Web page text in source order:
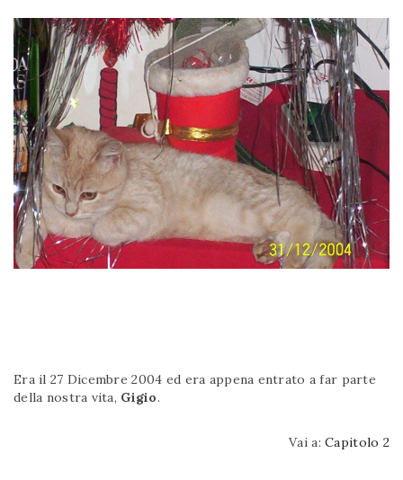
Era il 27 Dicembre 2004 ed era appena entrato a far parte
della nostra vita, Gigio.
Vai a:Capitolo 2